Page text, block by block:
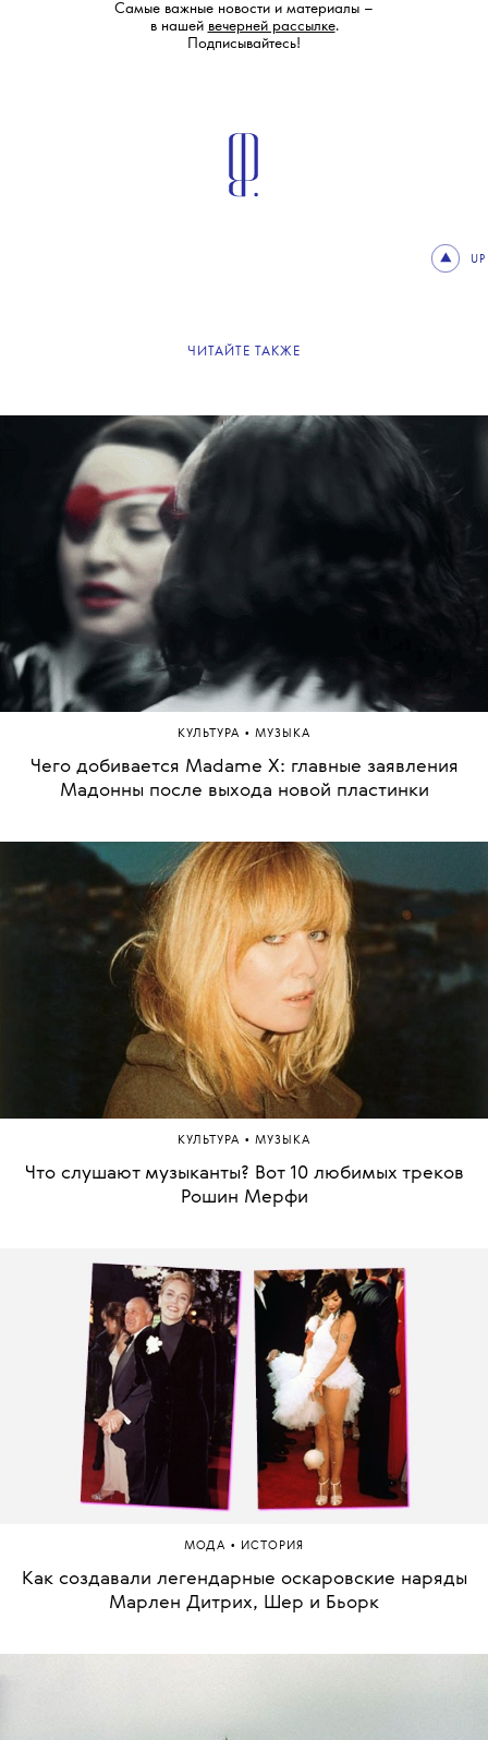
Самые важные новости и материалы –
в нашей вечерней рассылке.
Подписывайтесь!
UP
ЧИТАЙТЕ ТАКЖЕ
КУЛЬТУРА • МУЗЫКА
Чего добивается Madame X: главные заявления
Мадонны после выхода новой пластинки
КУЛЬТУРА • МУЗЫКА
Что слушают музыканты? Вот 10 любимых треков
Рошин Мерфи
МОДА • ИСТОРИЯ
Как создавали легендарные оскаровские наряды
Марлен Дитрих, Шер и Бьорк